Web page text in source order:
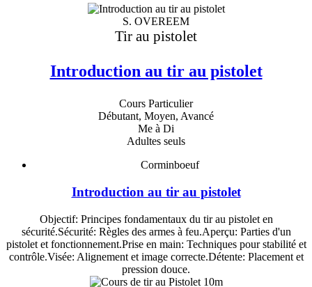
S. OVEREEM
Tir au pistolet
Introduction au tir au pistolet
Cours Particulier
Débutant, Moyen, Avancé
Me à Di
Adultes seuls
Corminboeuf
Introduction au tir au pistolet
Objectif: Principes fondamentaux du tir au pistolet en
sécurité.Sécurité: Règles des armes à feu.Aperçu: Parties d'un
pistolet et fonctionnement.Prise en main: Techniques pour stabilité et
contrôle.Visée: Alignement et image correcte.Détente: Placement et
pression douce.